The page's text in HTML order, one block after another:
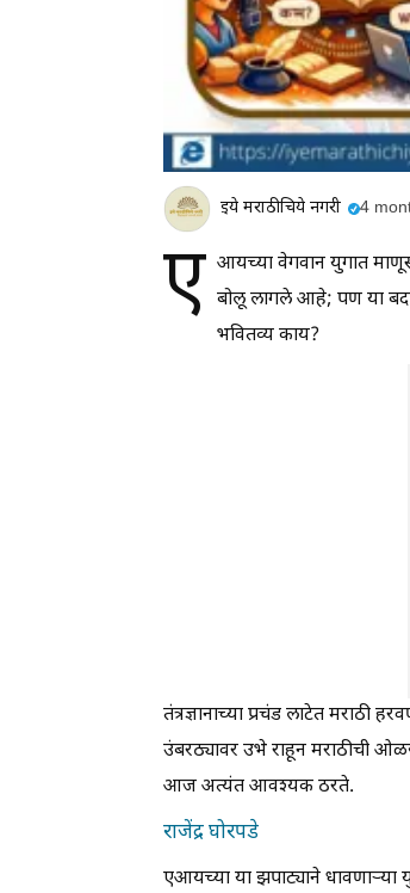
इये मराठीचिये नगरी 4
ए आयच्या वेगवान युगात
बोलू लागले आहे; पण या
भवितव्य काय?
तंत्रज्ञानाच्या प्रचंड लाटेत मराठी
उंबरठ्यावर उभे राहून मराठीची
आज अत्यंत आवश्यक ठरते.
राजेंद्र घोरपडे
एआयच्या या झपाट्याने